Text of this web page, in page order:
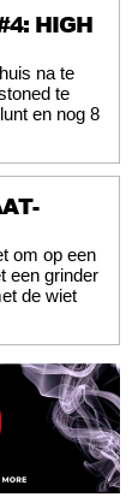
HIGH
na te
te
en nog 8
om op een
een grinder
de wiet